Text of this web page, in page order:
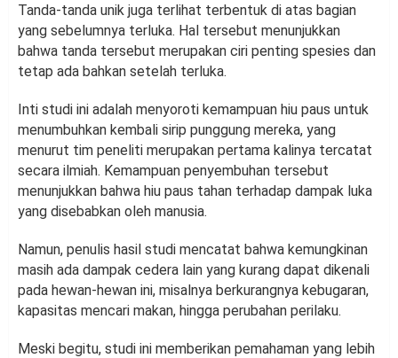
Tanda-tanda unik juga terlihat terbentuk di atas bagian
yang sebelumnya terluka. Hal tersebut menunjukkan
bahwa tanda tersebut merupakan ciri penting spesies dan
tetap ada bahkan setelah terluka.
Inti studi ini adalah menyoroti kemampuan hiu paus untuk
menumbuhkan kembali sirip punggung mereka, yang
menurut tim peneliti merupakan pertama kalinya tercatat
secara ilmiah. Kemampuan penyembuhan tersebut
menunjukkan bahwa hiu paus tahan terhadap dampak luka
yang disebabkan oleh manusia.
Namun, penulis hasil studi mencatat bahwa kemungkinan
masih ada dampak cedera lain yang kurang dapat dikenali
pada hewan-hewan ini, misalnya berkurangnya kebugaran,
kapasitas mencari makan, hingga perubahan perilaku.
Meski begitu, studi ini memberikan pemahaman yang lebih